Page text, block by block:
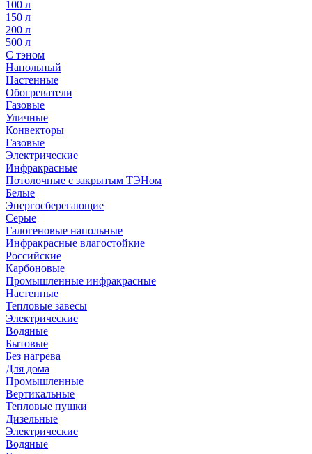
100 л
150 л
200 л
500 л
С тэном
Напольный
Настенные
Обогреватели
Газовые
Уличные
Конвекторы
Газовые
Электрические
Инфракрасные
Потолочные с закрытым ТЭНом
Белые
Энергосберегающие
Серые
Галогеновые напольные
Инфракрасные влагостойкие
Российские
Карбоновые
Промышленные инфракрасные
Настенные
Тепловые завесы
Электрические
Водяные
Бытовые
Без нагрева
Для дома
Промышленные
Вертикальные
Тепловые пушки
Дизельные
Электрические
Водяные